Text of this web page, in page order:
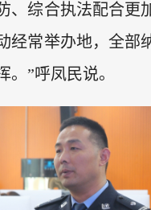
、综合执法配合更
经常举办地，全部
。”呼凤民说。